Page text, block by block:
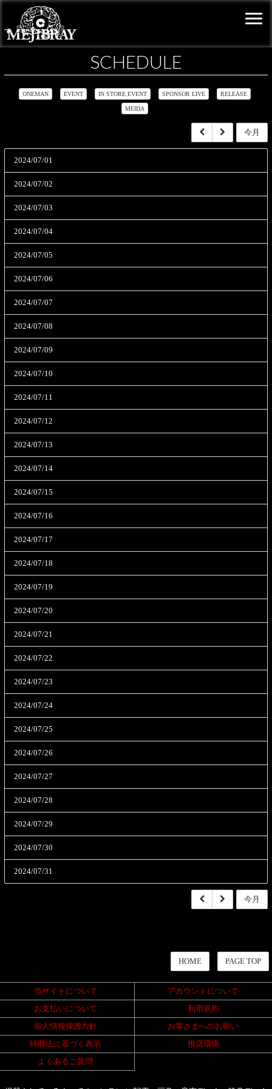
SCHEDULE
ONEMAN EVENT IN STORE EVENT SPONSOR LIVE RELEASE
MEIDA
今月
2024/07/01
2024/07/02
2024/07/03
2024/07/04
2024/07/05
2024/07/06
2024/07/07
2024/07/08
2024/07/09
2024/07/10
2024/07/11
2024/07/12
2024/07/13
2024/07/14
2024/07/15
2024/07/16
2024/07/17
2024/07/18
2024/07/19
2024/07/20
2024/07/21
2024/07/22
2024/07/23
2024/07/24
2024/07/25
2024/07/26
2024/07/27
2024/07/28
2024/07/29
2024/07/30
2024/07/31
今月
HOME PAGE TOP
当サイトについて
アカウントについて
お支払いについて
利用規約
個人情報保護方針
お客さまへのお願い
特商法に基づく表示
推奨環境
よくあるご質問